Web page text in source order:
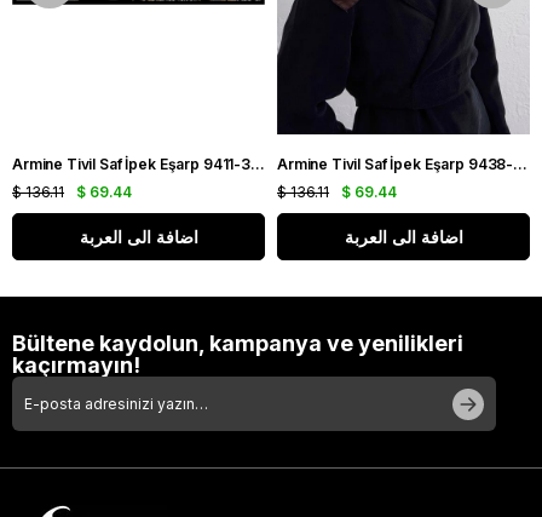
Armine Tivil Saf İpek Eşarp 9411-34 Gri Karışık Desen
$ 69.44
$ 136.11
اضافة الى العربة
Armine Tivil Saf İpek Eşarp 9438-51 Kahverengi Karışık Desen
$ 69.44
$ 136.11
اضافة الى العربة
Bültene kaydolun, kampanya ve yenilikleri
kaçırmayın!